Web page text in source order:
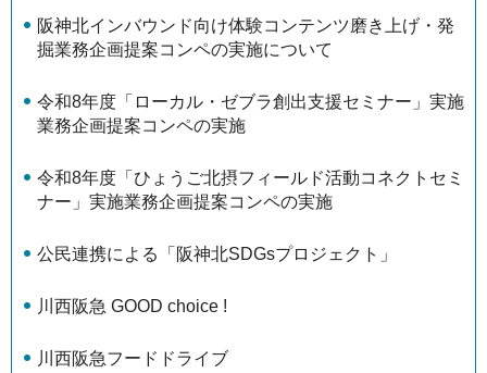
阪神北インバウンド向け体験コンテンツ磨き上げ・発
掘業務企画提案コンペの実施について
令和8年度「ローカル・ゼブラ創出支援セミナー」実施
業務企画提案コンペの実施
令和8年度「ひょうご北摂フィールド活動コネクトセミ
ナー」実施業務企画提案コンペの実施
公民連携による「阪神北SDGsプロジェクト」
川西阪急 GOOD choice !
川西阪急フードドライブ